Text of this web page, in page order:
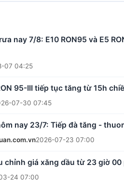
nay 7/8: E10 RON95 và E5
07 04:25
95-III tiếp tục tăng từ 15h
07-30 07:45
nay 23/7: Tiếp đà tăng -
2026-07-23 07:00
chỉnh giá xăng dầu từ 23 giờ
24 07:00